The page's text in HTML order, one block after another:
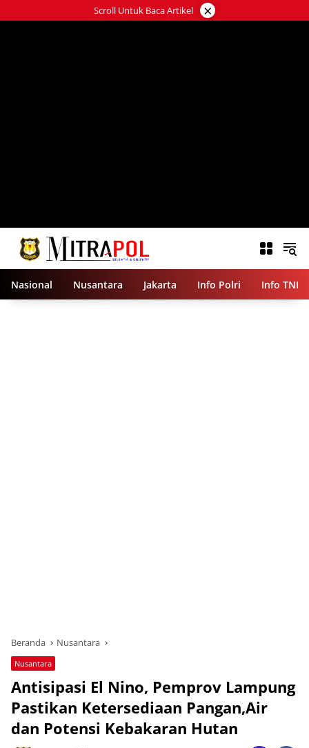
ke
Scroll Untuk Baca Artikel ×
Nasional Nusantara Jakarta Info Polri Info TNI
Beranda Nusantara
Nusantara
Antisipasi El Nino, Pemprov Lampung
Pastikan Ketersediaan Pangan,Air
dan Potensi Kebakaran Hutan